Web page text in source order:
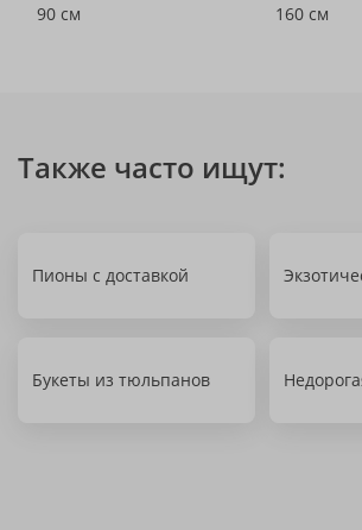
90 см
160 см
Также часто ищут:
Пионы с доставкой
Букеты из тюльпанов